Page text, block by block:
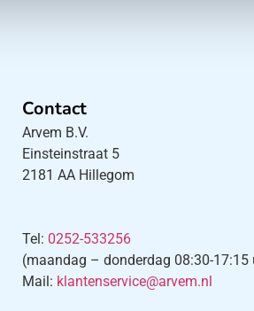
Contact
Arvem B.V.
Einsteinstraat 5
2181 AA Hillegom
Tel: 0252-533256
(maandag – donderdag 08:30-
Mail: klantenservice@arvem.nl